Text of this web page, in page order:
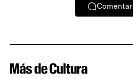
Comentar
Más de Cultura